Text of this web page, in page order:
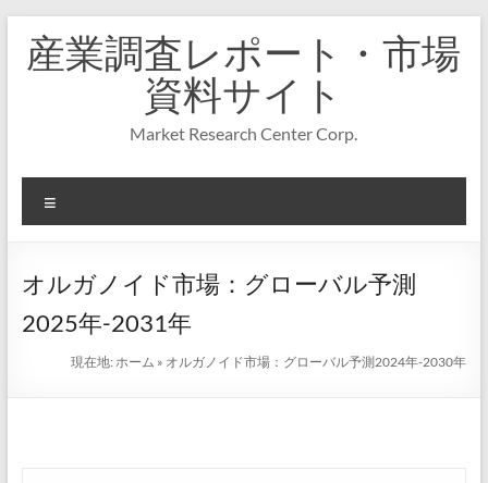
キ
プ
産業調査レポート・市場
資料サイト
Market Research Center Corp.
ニ
ー
オルガノイド市場：グローバル予測
2025年-2031年
現在地:ホーム » オルガノイド市場：グローバル予測2024年-2030年